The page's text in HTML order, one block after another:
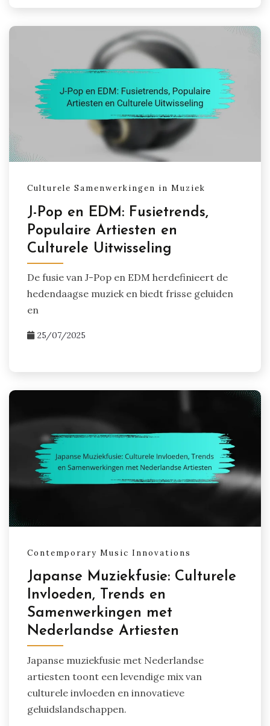
Culturele Samenwerkingen in Muziek
J-Pop en EDM: Fusietrends,
Populaire Artiesten en
Culturele Uitwisseling
De fusie van J-Pop en EDM herdefinieert de
hedendaagse muziek en biedt frisse geluiden
en
25/07/2025
Contemporary Music Innovations
Japanse Muziekfusie: Culturele
Invloeden, Trends en
Samenwerkingen met
Nederlandse Artiesten
Japanse muziekfusie met Nederlandse
artiesten toont een levendige mix van
culturele invloeden en innovatieve
geluidslandschappen.